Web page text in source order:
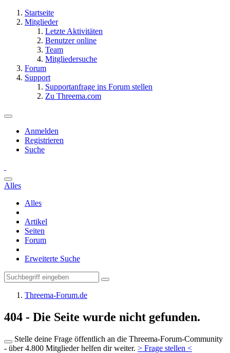
Startseite
Mitglieder
Letzte Aktivitäten
Benutzer online
Team
Mitgliedersuche
Forum
Support
Supportanfrage ins Forum stellen
Zu Threema.com
Anmelden
Registrieren
Suche
Alles
Alles
Artikel
Seiten
Forum
Erweiterte Suche
Threema-Forum.de
404 - Die Seite wurde nicht gefunden.
Stelle deine Frage öffentlich an die Threema-Forum-Community
- über 4.800 Mitglieder helfen dir weiter. > Frage stellen <